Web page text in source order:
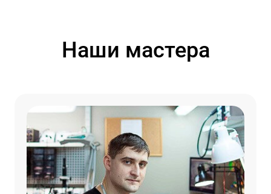
Наши мастера